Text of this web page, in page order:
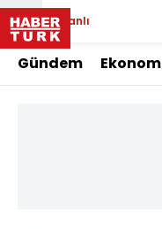
Canlı
Gündem